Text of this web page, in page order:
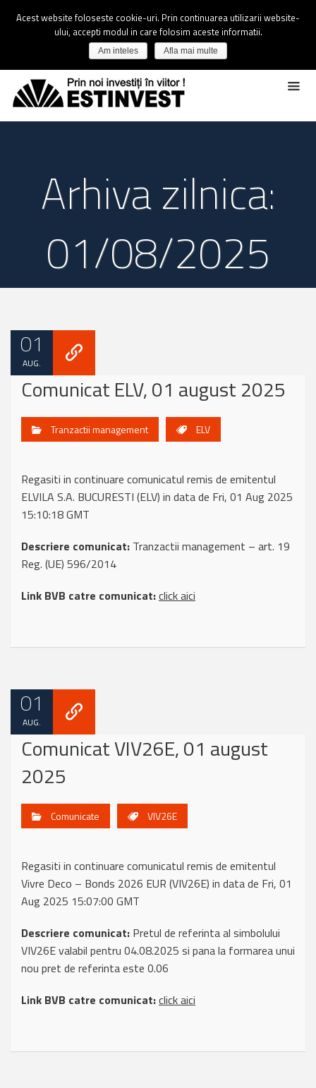
Arhiva zilnica:
01/08/2025
01
AUG.
Comunicat ELV, 01 august 2025
Tranzactii management ELV
Regasiti in continuare comunicatul remis de emitentul
ELVILA S.A. BUCURESTI (ELV) in data de Fri, 01 Aug 2025
15:10:18 GMT
Descriere comunicat: Tranzactii management – art. 19
Reg. (UE) 596/2014
Link BVB catre comunicat:click aici
01
AUG.
Comunicat VIV26E, 01 august
2025
Comunicate VIV26E
Regasiti in continuare comunicatul remis de emitentul
Vivre Deco – Bonds 2026 EUR (VIV26E) in data de Fri, 01
Aug 2025 15:07:00 GMT
Descriere comunicat: Pretul de referinta al simbolului
VIV26E valabil pentru 04.08.2025 si pana la formarea unui
nou pret de referinta este 0.06
Link BVB catre comunicat:click aici
Acest website foloseste cookie-uri. Prin continuarea utilizarii website-
ului, accepti modul in care folosim aceste informatii.
Am inteles Afla mai multe